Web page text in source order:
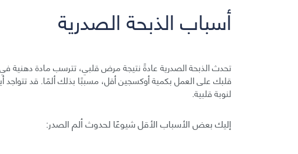
أسباب الذبحة الصدرية
تحدث الذبحة الصدرية عادةً نتيجة مرض قلبي، تترسب مادة دهنية
قلبك على العمل بكمية أوكسجين أقل، مسببًا بذلك ألمًا. قد
لنوبة قلبية.
إليك بعض الأسباب الأقل شيوعًا لحدوث ألم الصدر: